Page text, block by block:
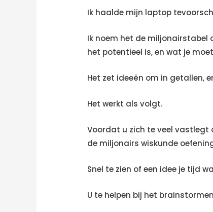
Ik haalde mijn laptop
Ik noem het de miljonairstabel
het potentieel is, en wat je
Het zet ideeën om in getallen,
Het werkt als volgt.
Voordat u zich te veel vastlegt
de miljonairs wiskunde
Snel te zien of een idee je tijd
U te helpen bij het